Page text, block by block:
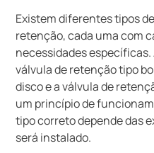
Existem diferentes tipos
retenção, cada uma com
necessidades específicas.
válvula de retenção tipo
disco e a válvula de
um princípio de
tipo correto depende das
será instalado.